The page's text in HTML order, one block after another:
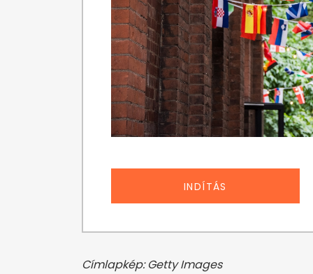
INDÍTÁS
Címlapkép: Getty Images